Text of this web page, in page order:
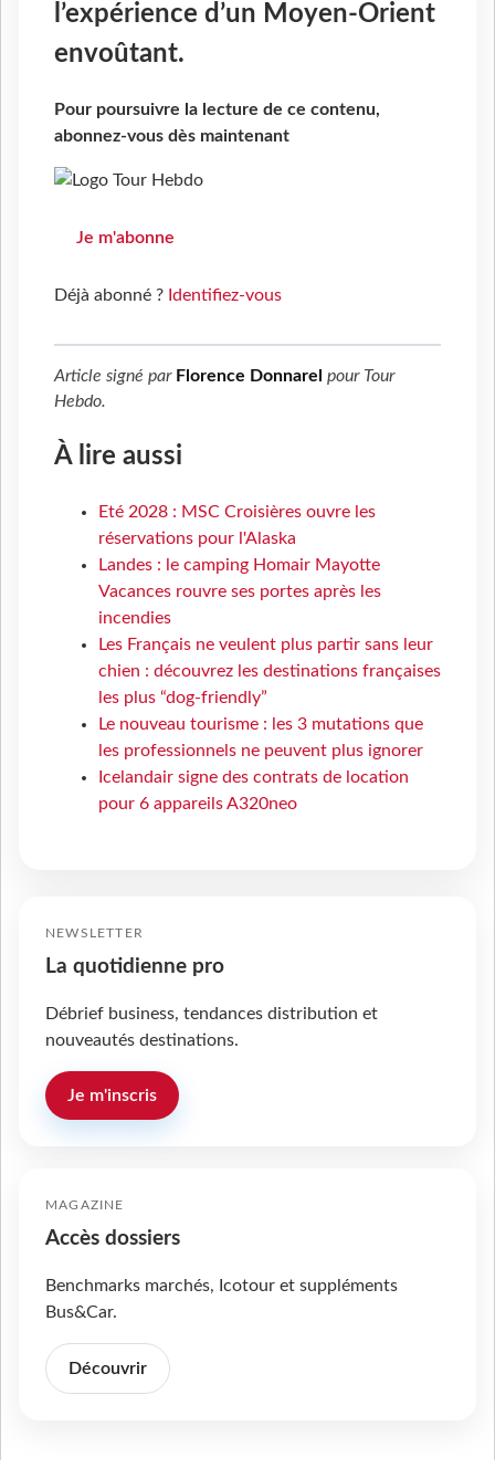
l’expérience d’un Moyen-Orient
envoûtant.
Pour poursuivre la lecture de ce contenu,
abonnez-vous dès maintenant
Je m'abonne
Déjà abonné ? Identifiez-vous
Article signé par Florence Donnarel pour Tour
Hebdo.
À lire aussi
Eté 2028 : MSC Croisières ouvre les
réservations pour l'Alaska
Landes : le camping Homair Mayotte
Vacances rouvre ses portes après les
incendies
Les Français ne veulent plus partir sans leur
chien : découvrez les destinations françaises
les plus “dog-friendly”
Le nouveau tourisme : les 3 mutations que
les professionnels ne peuvent plus ignorer
Icelandair signe des contrats de location
pour 6 appareils A320neo
NEWSLETTER
La quotidienne pro
Débrief business, tendances distribution et
nouveautés destinations.
Je m'inscris
MAGAZINE
Accès dossiers
Benchmarks marchés, Icotour et suppléments
Bus&Car.
Découvrir